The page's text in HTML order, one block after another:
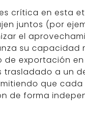
crítica en esta
juntos (por
el
su capacidad
exportación en
trasladado a un
que
de forma